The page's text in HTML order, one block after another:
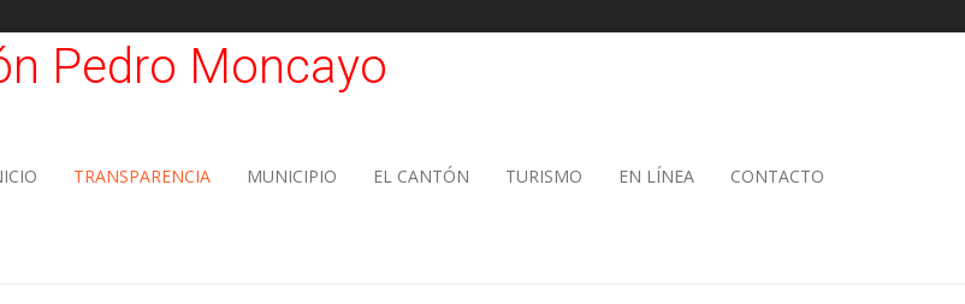
TRANSPARENCIA MUNICIPIO EL CANTÓN TURISMO EN LÍNEA CONTACTO